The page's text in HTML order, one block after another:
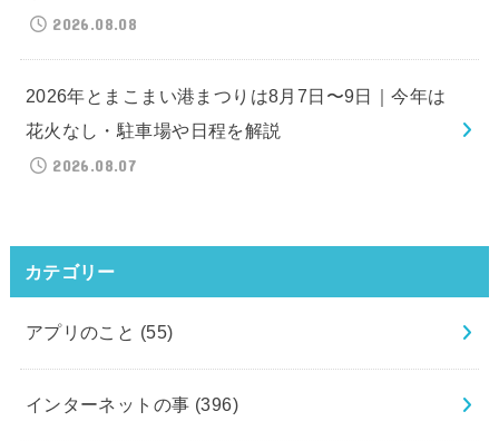
2026.08.08
2026年とまこまい港まつりは8月7日〜9日｜今年は
花火なし・駐車場や日程を解説
2026.08.07
カテゴリー
アプリのこと (55)
インターネットの事 (396)